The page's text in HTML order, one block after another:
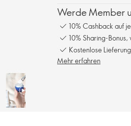
Werde Member
10% Cashback auf
10% Sharing-
Kostenlose
Mehr erfahren